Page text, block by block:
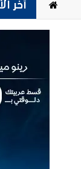
آخر